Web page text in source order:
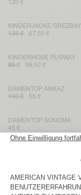
130 €
KINDERJACKE GREZBAY
135 €
67,50 €
KINDERHOSE PUSWAY
85 €
59,50 €
DAMENTOP ANKAZ
110 €
55 €
DAMENTOP SONOMA
45 €
KINDERSHORTS FUXOW
45 €
31,50 €